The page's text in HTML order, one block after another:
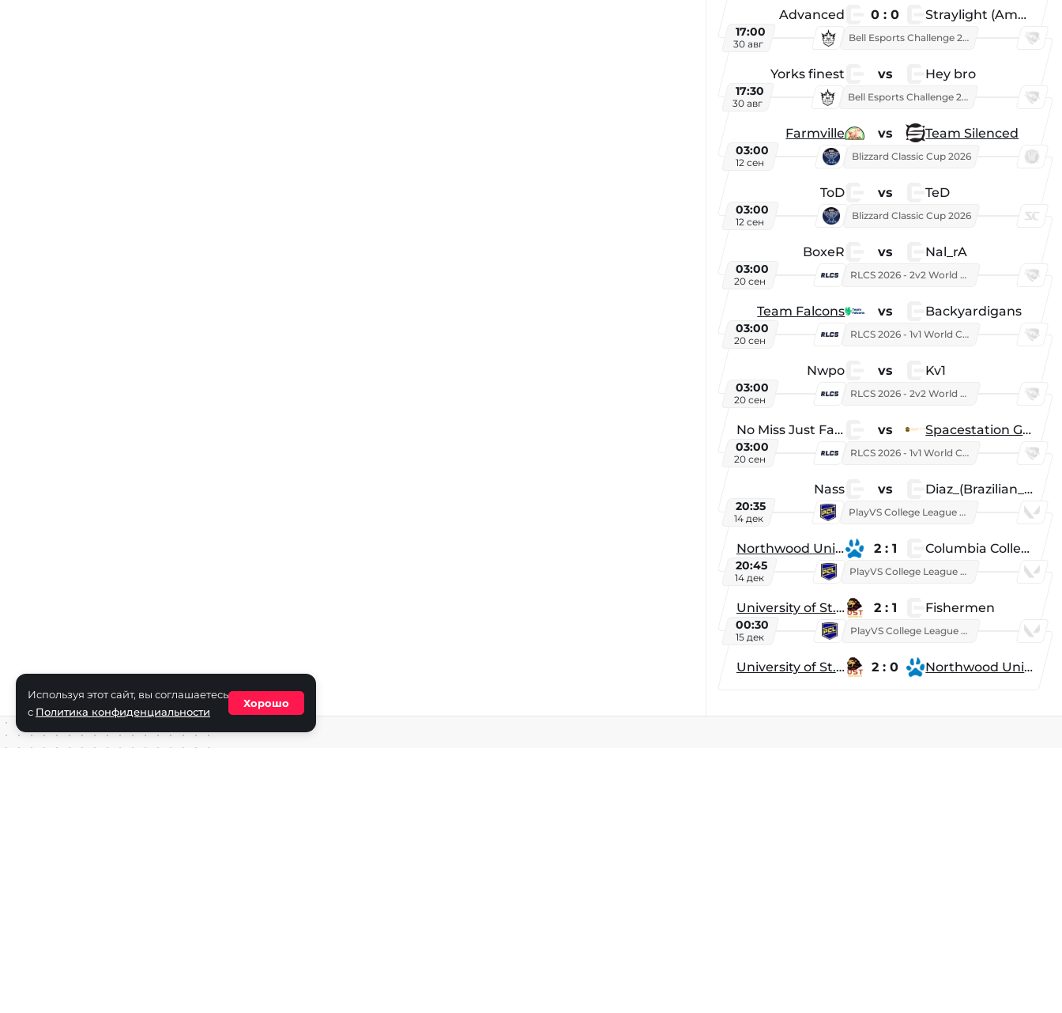
Advanced 0 : 0 Straylight (American team)
17:00
30 авг
Bell Esports Challenge 2026
Yorks finest vs Hey bro
17:30
30 авг
Bell Esports Challenge 2026
Farmville vs Team Silenced
03:00
12 сен
Blizzard Classic Cup 2026
ToD vs TeD
03:00
12 сен
Blizzard Classic Cup 2026
BoxeR vs Nal_rA
03:00
20 сен
RLCS 2026 - 2v2 World Championship
Team Falcons vs Backyardigans
03:00
20 сен
RLCS 2026 - 1v1 World Championship
Nwpo vs Kv1
03:00
20 сен
RLCS 2026 - 2v2 World Championship
No Miss Just Fake vs Spacestation Gaming
03:00
20 сен
RLCS 2026 - 1v1 World Championship
Nass vs Diaz_(Brazilian_Player)
20:35
14 дек
PlayVS College League 2025: Fall
Northwood University 2 : 1 Columbia College
20:45
14 дек
PlayVS College League 2025: Fall
University of St. Thomas 2 : 1 Fishermen
00:30
15 дек
PlayVS College League 2025: Fall
University of St. Thomas 2 : 0 Northwood University
Используя этот сайт, вы соглашаетесь
с Политика конфиденциальности
Хорошо